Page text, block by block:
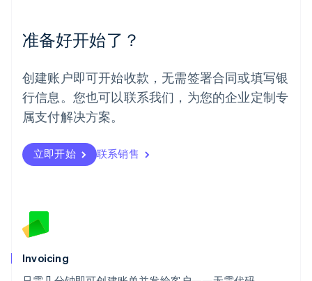
准备好开始了？
创建账户即可开始收款，无需签署合同或填写银
行信息。您也可以联系我们，为您的企业定制专
属支付解决方案。
立即开始 联系销售
Invoicing
English
葡萄牙
日本
日本語 English
瑞典
SvenskaEnglish
Deutsch FrançaisItaliano English
塞浦路斯
English
ไทยEnglish
希腊